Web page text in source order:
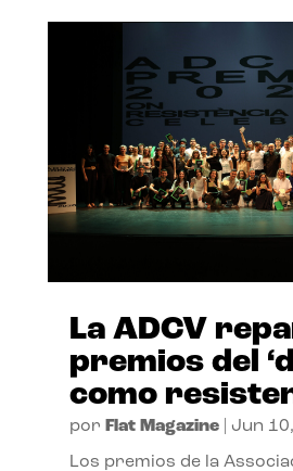
La ADCV
premios del
como
por Flat Magazine| Jun
Los premios de la